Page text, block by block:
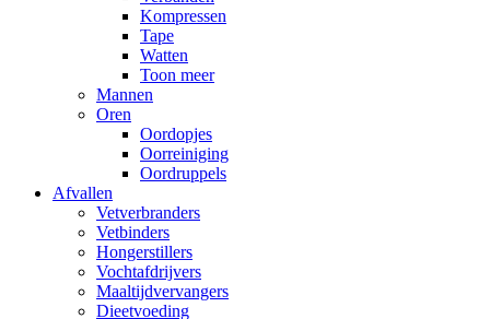
Kompressen
Tape
Watten
Toon meer
Mannen
Oren
Oordopjes
Oorreiniging
Oordruppels
Afvallen
Vetverbranders
Vetbinders
Hongerstillers
Vochtafdrijvers
Maaltijdvervangers
Dieetvoeding